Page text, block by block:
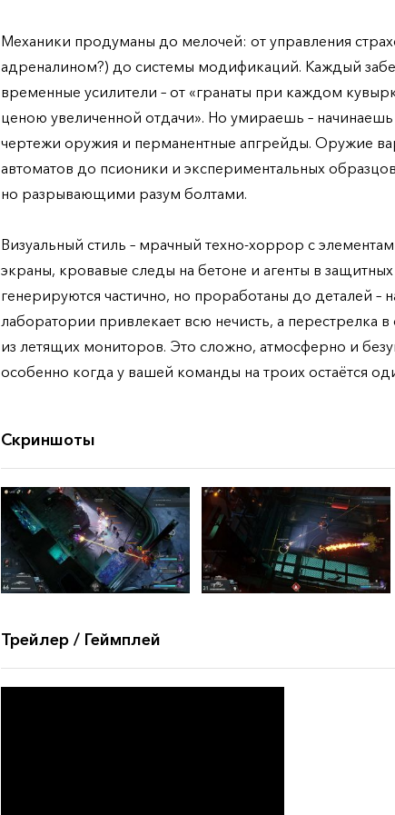
Механики продуманы до мелочей: от управления
адреналином?) до системы модификаций. Каждый
временные усилители – от «гранаты при каждом
ценою увеличенной отдачи». Но умираешь – начинаешь
чертежи оружия и перманентные апгрейды. Оружие
автоматов до псионики и экспериментальных
но разрывающими разум болтами.
Визуальный стиль – мрачный техно-хоррор с
экраны, кровавые следы на бетоне и агенты в
генерируются частично, но проработаны до деталей –
лаборатории привлекает всю нечисть, а перестрелка
из летящих мониторов. Это сложно, атмосферно и
особенно когда у вашей команды на троих остаётся
Скриншоты
Трейлер / Геймплей